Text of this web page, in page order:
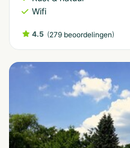
Wifi
4.5 (279 beoordelingen)